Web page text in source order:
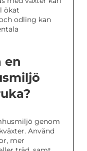
ökat
odling kan
en
genom
Använd
mer